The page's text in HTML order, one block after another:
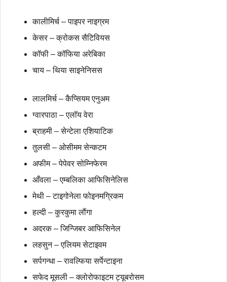
कालीमिर्च – पाइपर नाइग्रम
केसर – क्रोकस सैटिवियस
कॉफी – कॉफिया अरेबिका
चाय – थिया साइनेनिसस
लालमिर्च – कैप्सियम एनुअम
ग्वारपाठा – एलॉय वेरा
ब्राहमी – सेन्टेला एशियाटिक
तुलसी – ओसीमम सेन्कटम
अफीम – पेपेवर सोम्निफेरम
आँवला – एम्बलिका आफिसिनेलिस
मेथी – टाइगोनेला फोइनमग्रिकम
हल्दी – कुरकुमा लौंगा
अदरक – जिन्जिबर आफिसिनेल
लहसुन – एलियम सेटाइवम
सर्पगन्धा – रावल्फिया सर्पेन्टाइना
सफेद मूसली – क्लोरोफाइटम ट्यूबरोसम